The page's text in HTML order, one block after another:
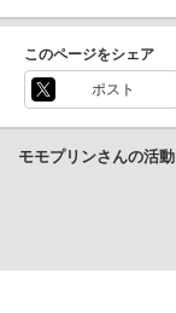
このページをシェア
ポスト
モモプリンさんの活動